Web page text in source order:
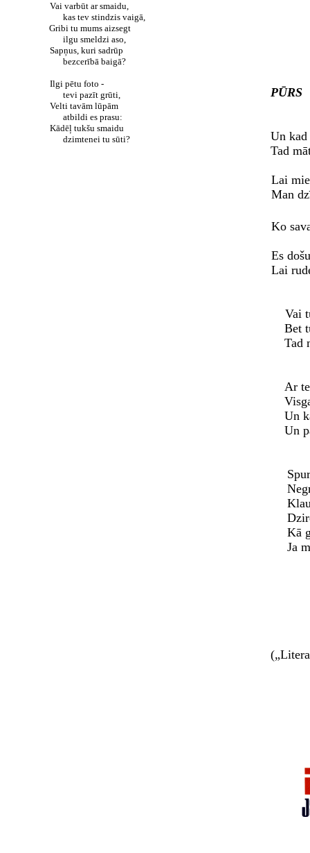
Vai varbūt ar smaidu,
kas tev stindzis vaigā,
Gribi tu mums aizsegt
ilgu smeldzi aso,
Sapņus, kuri sadrūp
bezcerībā baigā?
Ilgi pētu foto -
tevi pazīt grūti,
Velti tavām lūpām
atbildi es prasu:
Kādēļ tukšu smaidu
dzimtenei tu sūti?
PŪRS
Un kad
Tad
Lai
Man
Ko
Es
Lai
Vai
Bet
Tad
Ar
Un
Un
Kā
Ja